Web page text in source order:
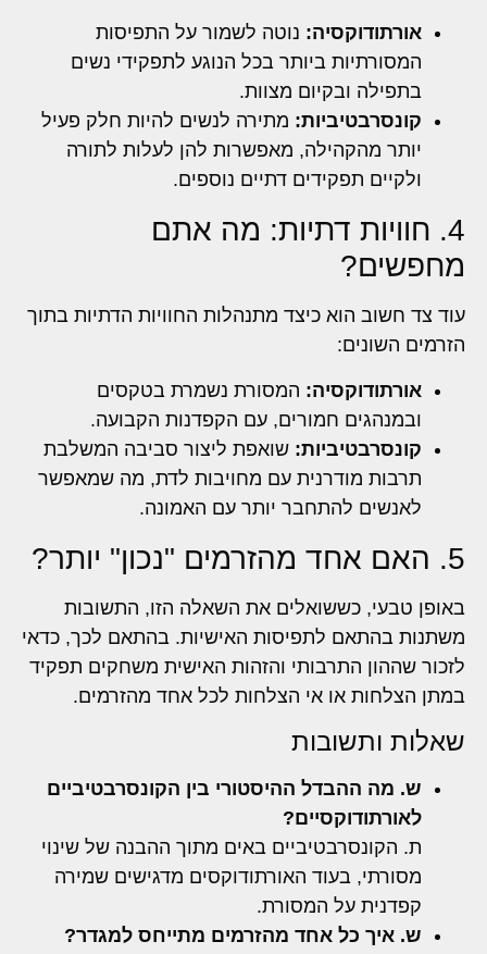
אורתודוקסיה:נוטה לשמור על התפיסות
המסורתיות ביותר בכל הנוגע לתפקידי נשים
בתפילה ובקיום מצוות.
קונסרבטיביות:מתירה לנשים להיות חלק פעיל
יותר מהקהילה, מאפשרות להן לעלות לתורה
ולקיים תפקידים דתיים נוספים.
4. חוויות דתיות: מה אתם
מחפשים?
עוד צד חשוב הוא כיצד מתנהלות החוויות הדתיות בתוך
הזרמים השונים:
אורתודוקסיה:המסורת נשמרת בטקסים
ובמנהגים חמורים, עם הקפדנות הקבועה.
קונסרבטיביות:שואפת ליצור סביבה המשלבת
תרבות מודרנית עם מחויבות לדת, מה שמאפשר
לאנשים להתחבר יותר עם האמונה.
באופן טבעי, כששואלים את השאלה הזו, התשובות
משתנות בהתאם לתפיסות האישיות. בהתאם לכך, כדאי
לזכור שההון התרבותי והזהות האישית משחקים תפקיד
במתן הצלחות או אי הצלחות לכל אחד מהזרמים.
שאלות ותשובות
ש. מה ההבדל ההיסטורי בין הקונסרבטיביים
לאורתודוקסיים?
ת. הקונסרבטיביים באים מתוך ההבנה של שינוי
מסורתי, בעוד האורתודוקסים מדגישים שמירה
קפדנית על המסורת.
ש. איך כל אחד מהזרמים מתייחס למגדר?